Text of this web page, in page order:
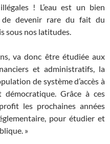
! L’eau est un bien
devenir rare du fait du
sous nos latitudes.
va donc être étudiée aux
et administratifs, la
de système d’accès à
Grâce à ces
les prochaines années
pour étudier et
»